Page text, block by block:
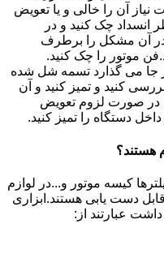
آن را خالی و یا تعویض
انسداد چک کنید و در
در آن مشکل را برطرف
موتور را چک کنید.
می گذارد تسمه شل شده
کنید و تمیز کنید و آن
در صورت لزوم تعویض
دستگاه را تمیز کنید.
هستند؟
کیسه موتور و...در لوازم
دست یابی هستند.ابزاری
عبارتند از: